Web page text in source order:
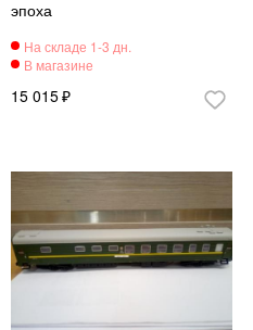
эпоха
15 015